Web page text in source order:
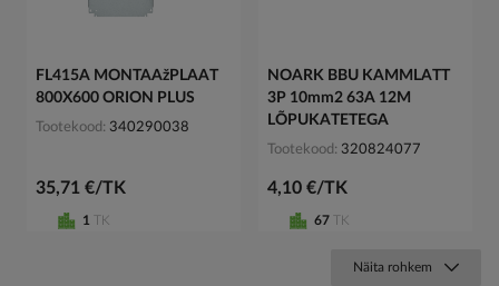
FL415A MONTAAžPLAAT
800X600 ORION PLUS
Tootekood 340290038
35,71 €/TK
1 TK
NOARK BBU KAMMLATT
3P 10mm2 63A 12M
LÕPUKATETEGA
Tootekood 320824077
4,10 €/TK
67 TK
Näita rohkem